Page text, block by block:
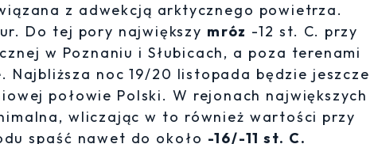
z adwekcją arktycznego powietrza.
Do tej pory największy mróz -12 st. C. przy
w Poznaniu i Słubicach, a poza terenami
Najbliższa noc 19/20 listopada będzie jeszcze
połowie Polski. W rejonach największych
wliczając w to również wartości przy
spaść nawet do około -16/-11 st. C.